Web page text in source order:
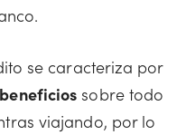
se caracteriza por
sobre todo
viajando, por lo